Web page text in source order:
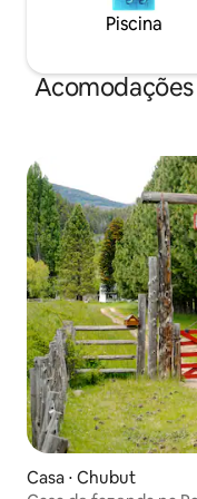
Piscina
Casa ⋅ Chubut